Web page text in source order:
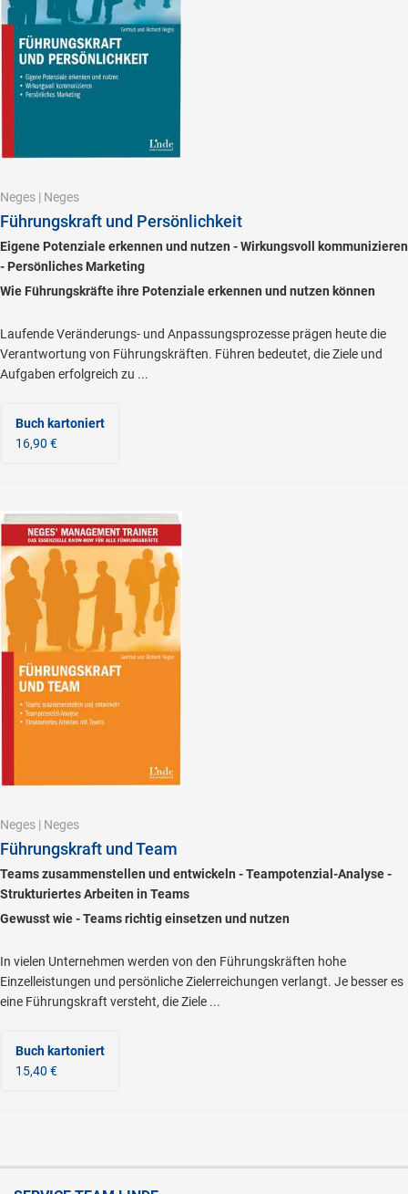
Neges | Neges
Führungskraft und Persönlichkeit
Eigene Potenziale erkennen und nutzen - Wirkungsvoll kommunizieren
- Persönliches Marketing
Wie Führungskräfte ihre Potenziale erkennen und nutzen können
Laufende Veränderungs- und Anpassungsprozesse prägen heute die
Verantwortung von Führungskräften. Führen bedeutet, die Ziele und
Aufgaben erfolgreich zu ...
Buch kartoniert
16,90 €
Neges | Neges
Führungskraft und Team
Teams zusammenstellen und entwickeln - Teampotenzial-Analyse -
Strukturiertes Arbeiten in Teams
Gewusst wie - Teams richtig einsetzen und nutzen
In vielen Unternehmen werden von den Führungskräften hohe
Einzelleistungen und persönliche Zielerreichungen verlangt. Je besser es
eine Führungskraft versteht, die Ziele ...
Buch kartoniert
15,40 €